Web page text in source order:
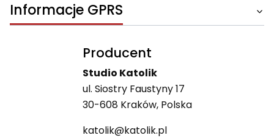
Informacje GPRS
Producent
Studio Katolik
ul. Siostry Faustyny 17
30-608 Kraków, Polska
katolik@katolik.pl